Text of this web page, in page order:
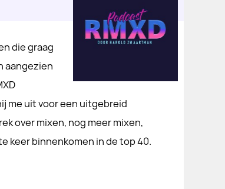
die graag
aangezien
me uit voor een uitgebreid
over mixen, nog meer mixen,
keer binnenkomen in de top 40.